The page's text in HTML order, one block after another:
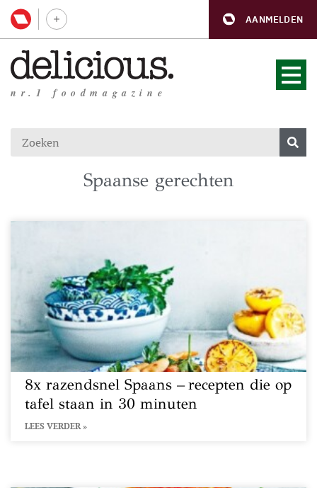
AANMELDEN
nr.1 foodmagazine
Spaanse gerechten
8x razendsnel Spaans – recepten die op
tafel staan in 30 minuten
LEES VERDER »